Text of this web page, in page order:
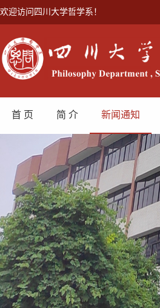
欢迎访问四川大学哲学系！
首 页 简 介 新闻通知